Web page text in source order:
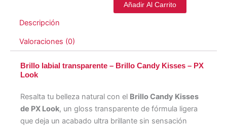
Añadir Al Carrito
Descripción
Valoraciones (0)
Brillo labial transparente – Brillo Candy Kisses – PX
Look
Resalta tu belleza natural con el Brillo Candy Kisses
de PX Look, un gloss transparente de fórmula ligera
que deja un acabado ultra brillante sin sensación